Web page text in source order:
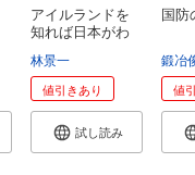
松本創
アイルランドを
知れば日本がわ
林景一
値引きあり
試し読み
国防
鍛冶
値